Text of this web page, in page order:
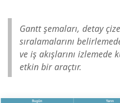
Gantt şemaları, detay
sıralamalarını
ve iş akışlarını izlemede
etkin bir araçtır.